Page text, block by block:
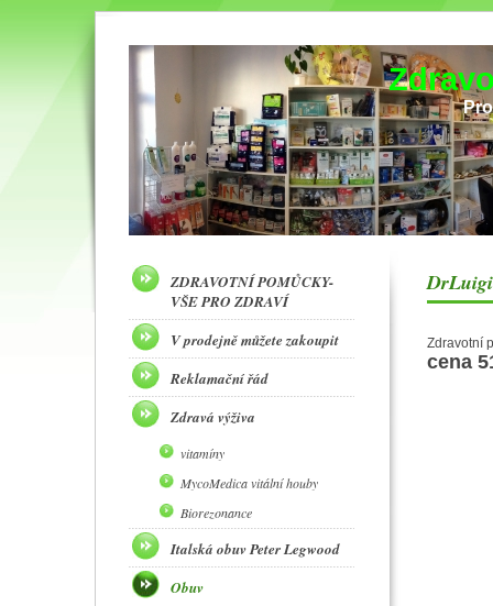
DrLuigi
Zdravotní
cena
ZDRAVOTNÍ POMŮCKY-
VŠE PRO ZDRAVÍ
V prodejně můžete zakoupit
Reklamační řád
Zdravá výživa
vitamíny
MycoMedica vitální houby
Biorezonance
Italská obuv Peter Legwood
Obuv